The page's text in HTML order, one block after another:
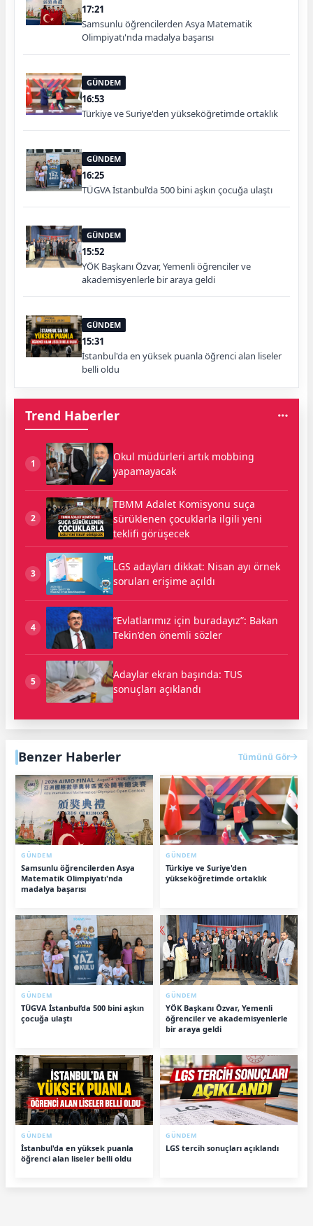
17:21
Samsunlu öğrencilerden Asya Matematik
Olimpiyatı'nda madalya başarısı
GÜNDEM
16:53
Türkiye ve Suriye'den yükseköğretimde ortaklık
GÜNDEM
16:25
TÜGVA İstanbul’da 500 bini aşkın çocuğa ulaştı
GÜNDEM
15:52
YÖK Başkanı Özvar, Yemenli öğrenciler ve
akademisyenlerle bir araya geldi
GÜNDEM
15:31
İstanbul'da en yüksek puanla öğrenci alan liseler
belli oldu
Trend Haberler
1
Okul müdürleri artık mobbing
yapamayacak
2
TBMM Adalet Komisyonu suça
sürüklenen çocuklarla ilgili yeni
teklifi görüşecek
3
LGS adayları dikkat: Nisan ayı örnek
soruları erişime açıldı
4
“Evlatlarımız için buradayız”: Bakan
Tekin’den önemli sözler
5
Adaylar ekran başında: TUS
sonuçları açıklandı
Benzer Haberler Tümünü Gör
GÜNDEM
Samsunlu öğrencilerden Asya
Matematik Olimpiyatı'nda
madalya başarısı
GÜNDEM
Türkiye ve Suriye'den
yükseköğretimde ortaklık
GÜNDEM
TÜGVA İstanbul’da 500 bini aşkın
çocuğa ulaştı
GÜNDEM
YÖK Başkanı Özvar, Yemenli
öğrenciler ve akademisyenlerle
bir araya geldi
GÜNDEM
İstanbul'da en yüksek puanla
öğrenci alan liseler belli oldu
GÜNDEM
LGS tercih sonuçları açıklandı